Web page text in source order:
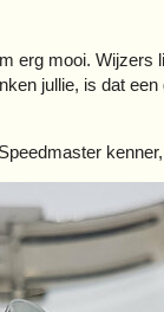
erg mooi. Wijzers
jullie, is dat